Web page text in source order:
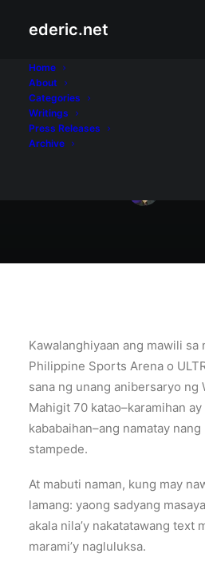
ederic.net
Home
About
Categories
Writings
Press Releases
Archive
Internet at Teknolohiya
Wowowee,
Kawalanghiyaan ang mawili sa
Philippine Sports Arena o
sana ng unang anibersaryo ng
Mahigit 70 katao–karamihan
kababaihan–ang namatay
stampede.
At mabuti naman, kung may
lamang: yaong sadyang
akala nila’y nakatatawang text
marami’y nagluluksa.